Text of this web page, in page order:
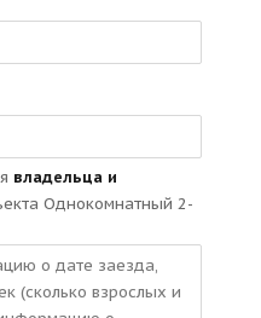
владельца и
Однокомнатный 2-